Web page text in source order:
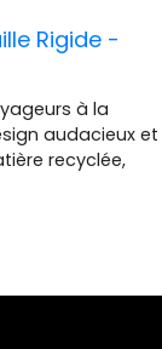
Rigide -
à la
audacieux et
recyclée,
au zip
Système Trolley